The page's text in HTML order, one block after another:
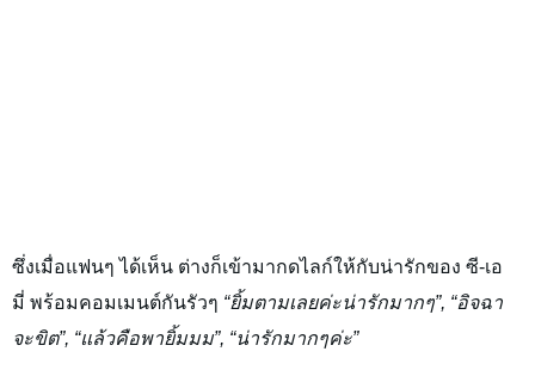
ซึ่งเมื่อแฟนๆ ได้เห็น ต่างก็เข้ามากดไลก์ให้กับน่ารักของ ซี-เอ
มี่ พร้อมคอมเมนต์กันรัวๆ “ยิ้มตามเลยค่ะน่ารักมากๆ”, “อิจฉา
จะขิต”, “แล้วคือพายิ้มมม”, “น่ารักมากๆค่ะ”